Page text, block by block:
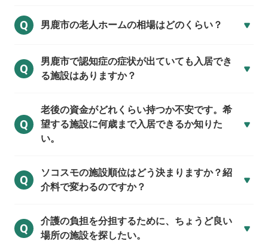
Q 男鹿市の老人ホームの相場はどのくらい？
Q
男鹿市で認知症の症状が出ていても入居でき
る施設はありますか？
Q
老後の資金がどれくらい持つか不安です。希
望する施設に何歳まで入居できるか知りた
い。
Q
ソコスモの施設順位はどう決まりますか？紹
介料で変わるのですか？
Q
介護の負担を分担するために、ちょうど良い
場所の施設を探したい。